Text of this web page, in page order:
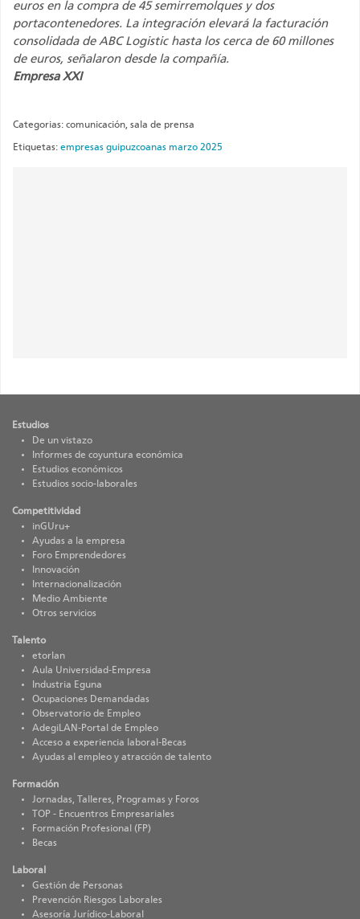
euros en la compra de 45 semirremolques y dos
portacontenedores. La integración elevará la facturación
consolidada de ABC Logistic hasta los cerca de 60 millones
de euros, señalaron desde la compañía.
Empresa XXI
Categorias: comunicación, sala de prensa
Etiquetas: empresas guipuzcoanas marzo 2025
Estudios
De un vistazo
Informes de coyuntura económica
Estudios económicos
Estudios socio-laborales
Competitividad
inGUru+
Ayudas a la empresa
Foro Emprendedores
Innovación
Internacionalización
Medio Ambiente
Otros servicios
Talento
etorlan
Aula Universidad-Empresa
Industria Eguna
Ocupaciones Demandadas
Observatorio de Empleo
AdegiLAN-Portal de Empleo
Acceso a experiencia laboral-Becas
Ayudas al empleo y atracción de talento
Formación
Jornadas, Talleres, Programas y Foros
TOP - Encuentros Empresariales
Formación Profesional (FP)
Becas
Laboral
Gestión de Personas
Prevención Riesgos Laborales
Asesoría Jurídico-Laboral